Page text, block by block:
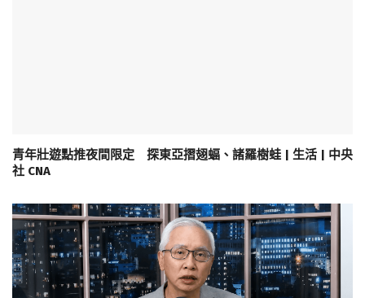
青年壯遊點推夜間限定 探東亞摺翅蝠、諸羅樹蛙 | 生活 | 中央
社 CNA